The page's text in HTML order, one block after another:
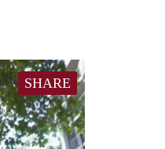
SHARE